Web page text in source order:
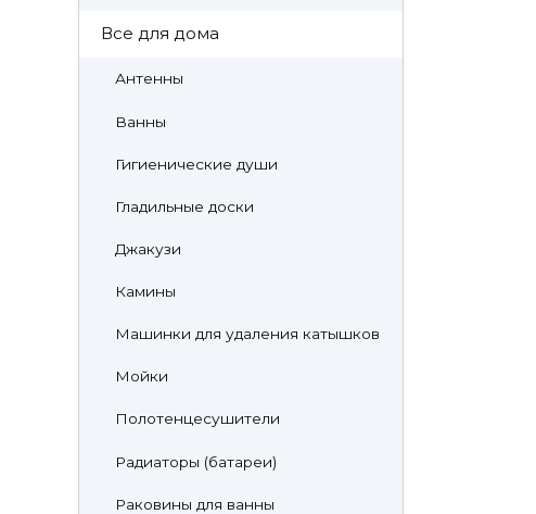
Все для дома
Антенны
Ванны
Гигиенические души
Гладильные доски
Джакузи
Камины
Машинки для удаления катышков
Мойки
Полотенцесушители
Радиаторы (батареи)
Раковины для ванны